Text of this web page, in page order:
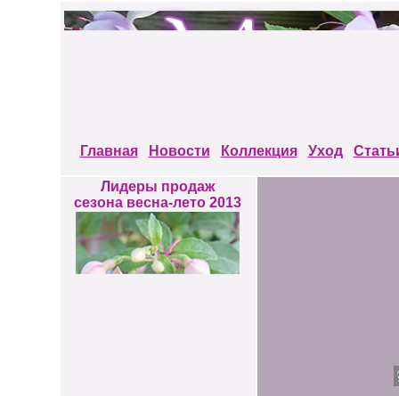
Главная Новости Коллекция Уход
Лидеры продаж
сезона весна-лето 2013